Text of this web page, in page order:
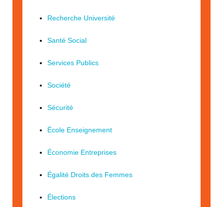
Recherche Université
Santé Social
Services Publics
Société
Sécurité
École Enseignement
Économie Entreprises
Égalité Droits des Femmes
Élections